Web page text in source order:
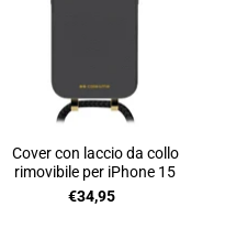
Cover con laccio da collo
rimovibile per iPhone 15
€34,95